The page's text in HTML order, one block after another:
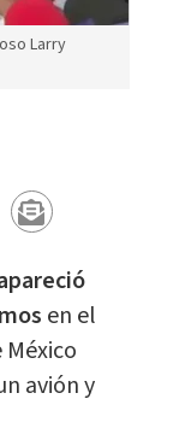
Larry
en el
avión y